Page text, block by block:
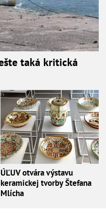
taká kritická
ÚĽUV otvára výstavu
keramickej tvorby Štefana
Mlícha